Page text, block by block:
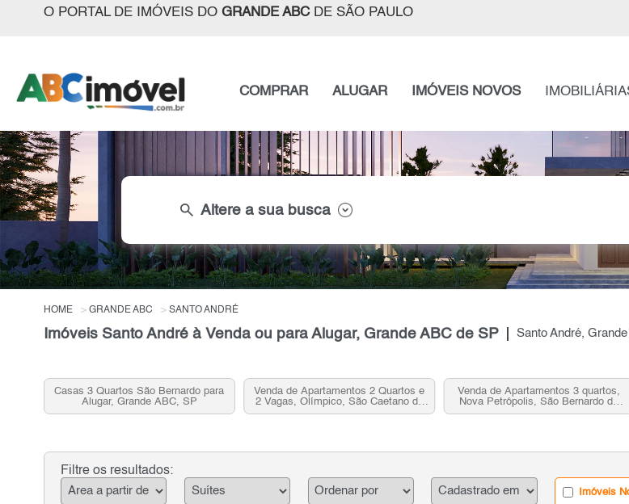
O PORTAL DE IMÓVEIS DO GRANDE ABCDE SÃO PAULO
COMPRAR ALUGAR IMÓVEIS NOVOS
search Altere a sua busca
HOME GRANDE ABC SANTO ANDRÉ
Imóveis Santo André à Venda ou para Alugar, Grande ABC de SP Santo André, Grande
Casas 3 Quartos São Bernardo para
Alugar, Grande ABC, SP
Venda de Apartamentos 2 Quartos e
2 Vagas, Olímpico, São Caetano do
Sul, SP
Venda de Apartamentos 3 quartos,
Nova Petrópolis, São Bernardo do
Campo, SP
Filtre os resultados:
Imóveis